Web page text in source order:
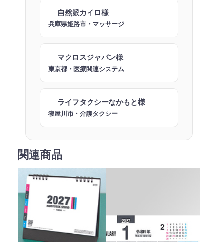
自然派カイロ様
兵庫県姫路市・マッサージ
マクロスジャパン様
東京都・医療関連システム
ライフタクシーなかもと様
寝屋川市・介護タクシー
関連商品